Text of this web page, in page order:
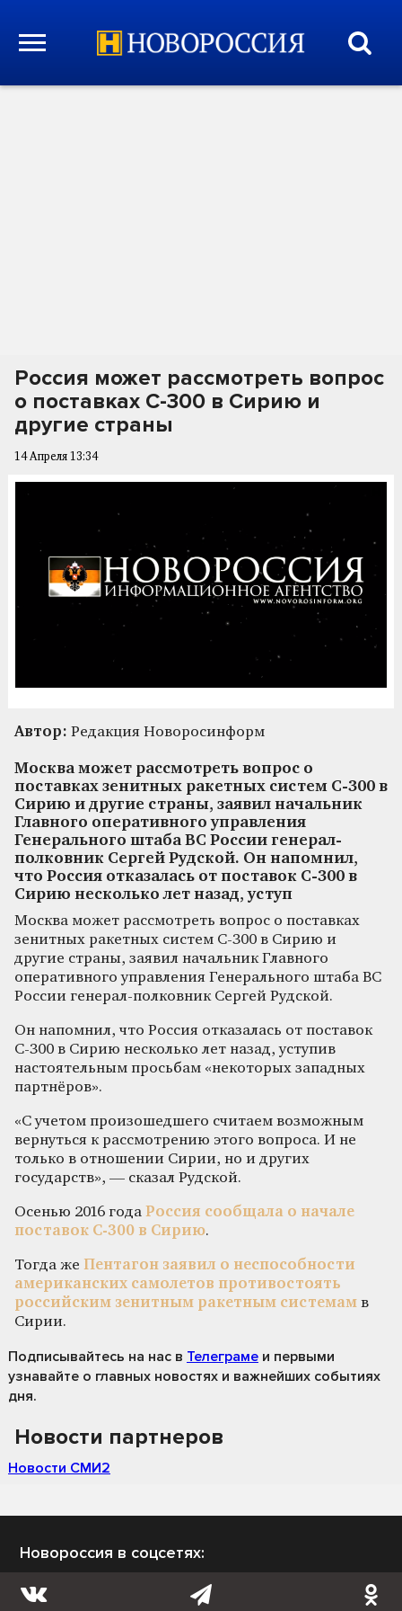
Россия может рассмотреть вопрос
о поставках С-300 в Сирию и
другие страны
14 Апреля 13:34
Автор: Редакция Новоросинформ
Москва может рассмотреть вопрос о
поставках зенитных ракетных систем С-300 в
Сирию и другие страны, заявил начальник
Главного оперативного управления
Генерального штаба ВС России генерал-
полковник Сергей Рудской. Он напомнил,
что Россия отказалась от поставок С-300 в
Сирию несколько лет назад, уступ
Москва может рассмотреть вопрос о поставках
зенитных ракетных систем С-300 в Сирию и
другие страны, заявил начальник Главного
оперативного управления Генерального штаба ВС
России генерал-полковник Сергей Рудской.
Он напомнил, что Россия отказалась от поставок
С-300 в Сирию несколько лет назад, уступив
настоятельным просьбам «некоторых западных
партнёров».
«С учетом произошедшего считаем возможным
вернуться к рассмотрению этого вопроса. И не
только в отношении Сирии, но и других
государств», — сказал Рудской.
Осенью 2016 года Россия сообщала о начале
поставок С-300 в Сирию.
Тогда же Пентагон заявил о неспособности
американских самолетов противостоять
российским зенитным ракетным системам в
Сирии.
Подписывайтесь на нас в Телеграме и первыми
узнавайте о главных новостях и важнейших событиях
дня.
Новости партнеров
Новости СМИ2
Новороссия в соцсетях: